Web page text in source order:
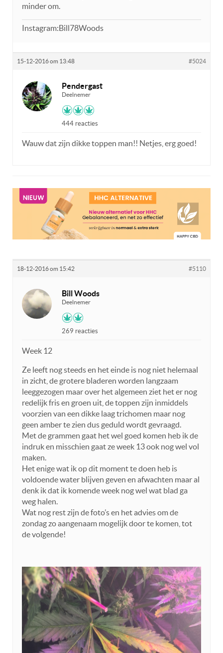
minder om.
Instagram:Bill78Woods
15-12-2016 om 13:48 #5024
Pendergast
Deelnemer
444 reacties
Wauw dat zijn dikke toppen man!! Netjes, erg goed!
18-12-2016 om 15:42 #5110
Bill Woods
Deelnemer
269 reacties
Week 12
Ze leeft nog steeds en het einde is nog niet helemaal
in zicht, de grotere bladeren worden langzaam
leeggezogen maar over het algemeen ziet het er nog
redelijk fris en groen uit, de toppen zijn inmiddels
voorzien van een dikke laag trichomen maar nog
geen amber te zien dus geduld wordt gevraagd.
Met de grammen gaat het wel goed komen heb ik de
indruk en misschien gaat ze week 13 ook nog wel vol
maken.
Het enige wat ik op dit moment te doen heb is
voldoende water blijven geven en afwachten maar al
denk ik dat ik komende week nog wel wat blad ga
weg halen.
Wat nog rest zijn de foto’s en het advies om de
zondag zo aangenaam mogelijk door te komen, tot
de volgende!